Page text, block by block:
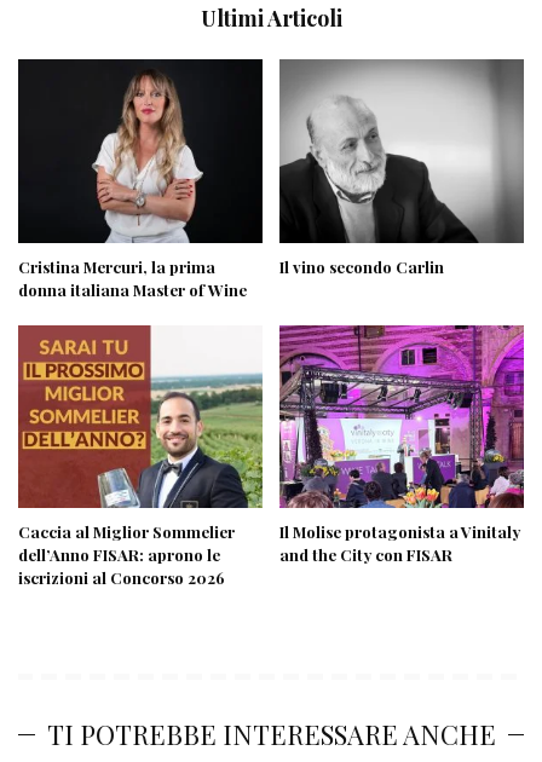
Ultimi Articoli
Cristina Mercuri, la prima
donna italiana Master of Wine
Il vino secondo Carlin
Caccia al Miglior Sommelier
dell’Anno FISAR: aprono le
iscrizioni al Concorso 2026
Il Molise protagonista a Vinitaly
and the City con FISAR
TI POTREBBE INTERESSARE ANCHE